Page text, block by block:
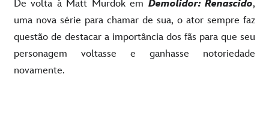
De volta à Matt Murdok em Demolidor: Renascido,
uma nova série para chamar de sua, o ator sempre faz
questão de destacar a importância dos fãs para que seu
personagem voltasse e ganhasse notoriedade
novamente.